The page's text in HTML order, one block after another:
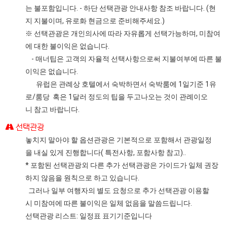
는 불포함입니다. - 하단 선택관광 안내사항 참조 바랍니다. (현
지 지불이며, 유로화 현금으로 준비해주세요.)
※ 선택관광은 개인의사에 따라 자유롭게 선택가능하며, 미참여
에 대한 불이익은 없습니다.
- 매너팁은 고객의 자율적 선택사항으로써 지불여부에 따른 불
이익은 없습니다.
유럽은 관례상 호텔에서 숙박하면서 숙박룸에 1일기준 1유
로/룸당 혹은 1달러 정도의 팁을 두고나오는 것이 관례이오
니 참고 바랍니다.
선택관광
놓치지 말아야 할 옵션관광은 기본적으로 포함해서 관광일정
을 내실 있게 진행합니다( 특전사항, 포함사항 참고)..
* 포함된 선택관광외 다른 추가 선택관광은 가이드가 일체 권장
하지 않음을 원칙으로 하고 있습니다.
그러나 일부 여행자의 별도 요청으로 추가 선택관광 이용할
시 미참여에 따른 불이익은 일체 없음을 말씀드립니다.
선택관광 리스트: 일정표 표기기준입니다